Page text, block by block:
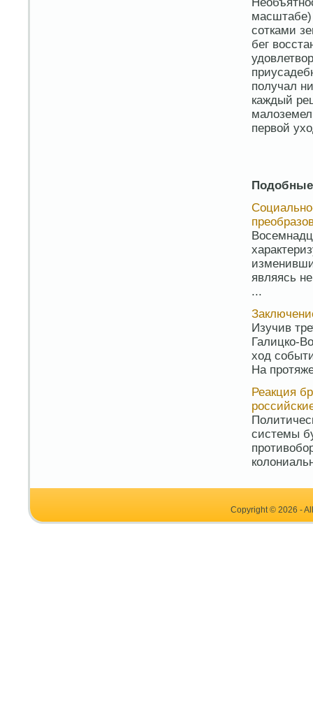
масштабе)
сотками
бег
получал
каждый
первой
являясь
...
Изучив
Галицко-
ход
На
Реакция
системы
Copyright © 2026 -